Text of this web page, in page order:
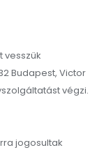
vesszük
Budapest, Victor
végzi.
jogosultak